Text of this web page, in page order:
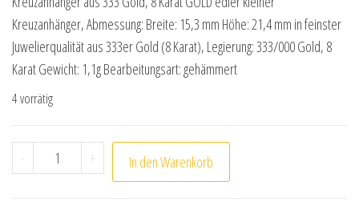
Kreuzanhänger, Abmessung: Breite: 15,3 mm Höhe: 21,4 mm in feinster
Juwelierqualität aus 333er Gold (8 Karat), Legierung: 333/000 Gold, 8
Karat Gewicht: 1,1g Bearbeitungsart: gehämmert
4 vorrätig
- Kreuz Anhänger / Kettenanhänger aus 333 Gold Menge
+ In den Warenkorb